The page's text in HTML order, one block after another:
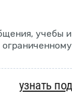
учебы и
узнать